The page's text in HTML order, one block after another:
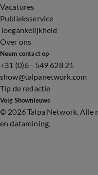
Vacatures
Publieksservice
Toegankelijkheid
Over ons
Neem contact op
+31 (0)6 - 549 628 21
show@talpanetwork.com
Tip de redactie
Volg Shownieuws
© 2026 Talpa Network. Alle
en datamining.